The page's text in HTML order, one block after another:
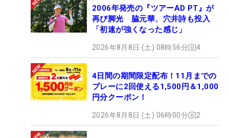
2006年発売の『ツアーAD PT』が
再び脚光 脇元華、穴井詩も投入
「初速が強くなった感じ」
2026年8月8日 (土) 08時56分 4
4日間の期間限定配布！11月までの
プレーに2回使える1,500円＆1,000
円分クーポン！
2026年8月8日 (土) 06時00分 2